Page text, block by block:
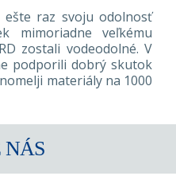
ešte raz svoju odolnosť
mimoriadne veľkému
zostali vodeodolné. V
podporili dobrý skutok
materiály na 1000
NÁS